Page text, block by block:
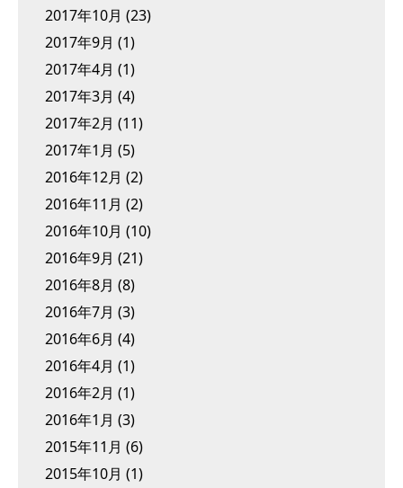
2017年10月 (23)
2017年9月 (1)
2017年4月 (1)
2017年3月 (4)
2017年2月 (11)
2017年1月 (5)
2016年12月 (2)
2016年11月 (2)
2016年10月 (10)
2016年9月 (21)
2016年8月 (8)
2016年7月 (3)
2016年6月 (4)
2016年4月 (1)
2016年2月 (1)
2016年1月 (3)
2015年11月 (6)
2015年10月 (1)